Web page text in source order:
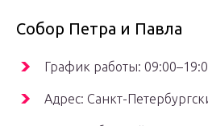
Собор Петра и Павла
График работы:
Адрес: Санкт-